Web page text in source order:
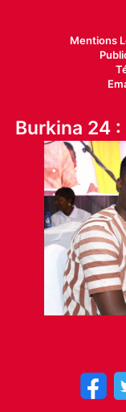
Mentions
Burkina 24